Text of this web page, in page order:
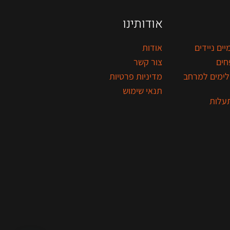
ניידים
למרחב
אודותינו
אודות
צור קשר
מדיניות פרטיות
תנאי שימוש